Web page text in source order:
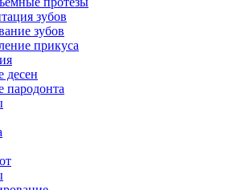
зубов
зубов
прикуса
десен
пародонта